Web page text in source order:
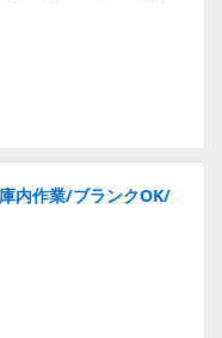
内作業/ブランクOK/